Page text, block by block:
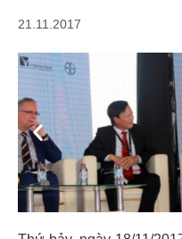
21.11.2017
Previous